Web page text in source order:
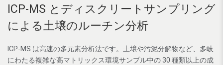
ICP-MS とディスクリートサンプリング
による土壌のルーチン分析
ICP-MS は高速の多元素分析法です。土壌や汚泥分解物など、多岐
にわたる複雑な高マトリックス環境サンプル中の 30 種類以上の成